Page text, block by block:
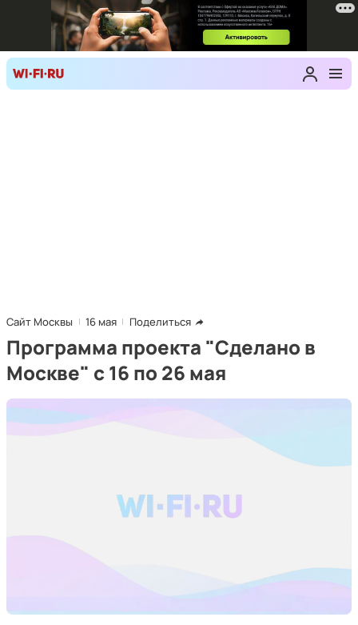
Сайт Москвы 16 мая Поделиться
Программа проекта "Сделано в
Москве" с 16 по 26 мая